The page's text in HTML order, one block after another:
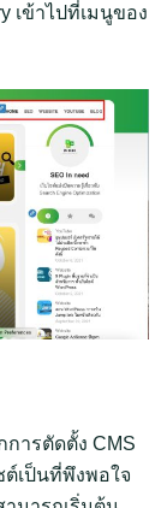
เข้าไปที่เมนูของ
ารตัดตั้ง CMS
เป็นที่พึงพอใจ